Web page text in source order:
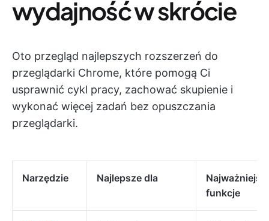
wydajność w skrócie
Oto przegląd najlepszych rozszerzeń do
przeglądarki Chrome, które pomogą Ci
usprawnić cykl pracy, zachować skupienie i
wykonać więcej zadań bez opuszczania
przeglądarki.
Narzędzie Najlepsze dla
funkcje